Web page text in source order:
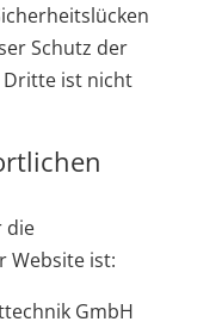
Schutz der
ist nicht
die
Website ist:
GmbH